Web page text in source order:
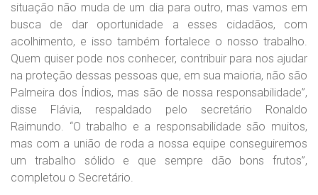
situação não muda de um dia para outro, mas vamos em
busca de dar oportunidade a esses cidadãos, com
acolhimento, e isso também fortalece o nosso trabalho.
Quem quiser pode nos conhecer, contribuir para nos ajudar
na proteção dessas pessoas que, em sua maioria, não são
Palmeira dos Índios, mas são de nossa responsabilidade”,
disse Flávia, respaldado pelo secretário Ronaldo
Raimundo. “O trabalho e a responsabilidade são muitos,
mas com a união de roda a nossa equipe conseguiremos
um trabalho sólido e que sempre dão bons frutos”,
completou o Secretário.